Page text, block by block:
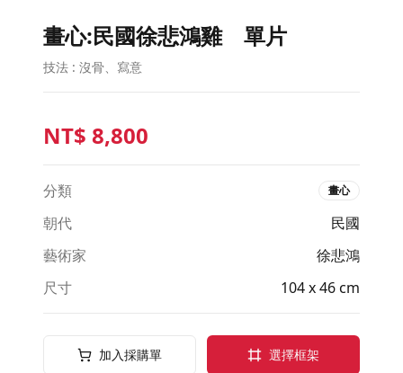
畫心:民國徐悲鴻雞 單片
技法 : 沒骨、寫意
NT$ 8,800
分類 畫心
朝代
民國
藝術家
徐悲鴻
尺寸
104 x 46 cm
加入採購單 選擇框架